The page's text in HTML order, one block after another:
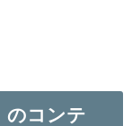
のコンテ